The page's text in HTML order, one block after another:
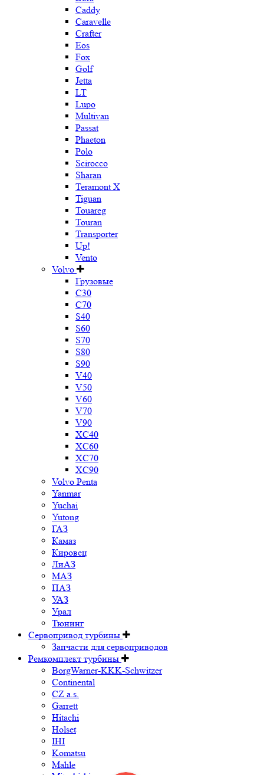
Caddy
Caravelle
Crafter
Eos
Fox
Golf
Jetta
LT
Lupo
Multivan
Passat
Phaeton
Polo
Scirocco
Sharan
Teramont X
Tiguan
Touareg
Touran
Transporter
Up!
Vento
Volvo
Грузовые
C30
C70
S40
S60
S70
S80
S90
V40
V50
V60
V70
V90
XC40
XC60
XC70
XC90
Volvo Penta
Yanmar
Yuchai
Yutong
ГАЗ
Камаз
Кировец
ЛиАЗ
МАЗ
ПАЗ
УАЗ
Урал
Тюнинг
Сервопривод турбины
Запчасти для сервоприводов
Ремкомплект турбины
BorgWarner-KKK-Schwitzer
Continental
CZ a.s.
Garrett
Hitachi
Holset
IHI
Komatsu
Mahle